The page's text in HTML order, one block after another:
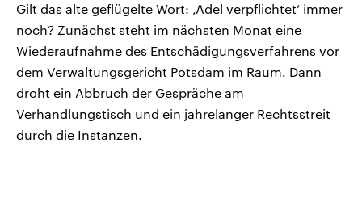
Gilt das alte geflügelte Wort: ‚Adel verpflichtet‘ immer
noch? Zunächst steht im nächsten Monat eine
Wiederaufnahme des Entschädigungsverfahrens vor
dem Verwaltungsgericht Potsdam im Raum. Dann
droht ein Abbruch der Gespräche am
Verhandlungstisch und ein jahrelanger Rechtsstreit
durch die Instanzen.